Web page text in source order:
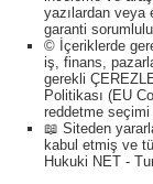
yazılardan veya
garanti
© İçeriklerde
iş, finans,
gerekli
Politikası (EU
reddetme seçimi
📖 Siteden
kabul etmiş ve
Hukuki NET -